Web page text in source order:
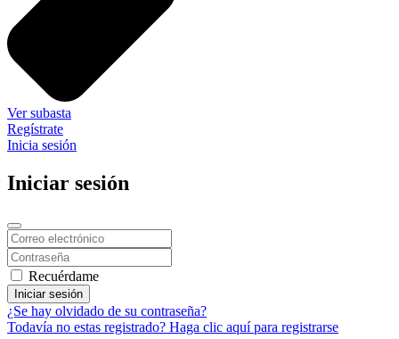
Ver subasta
Regístrate
Inicia sesión
Iniciar sesión
Recuérdame
Iniciar sesión
¿Se hay olvidado de su contraseña?
Todavía no estas registrado? Haga clic aquí para registrarse